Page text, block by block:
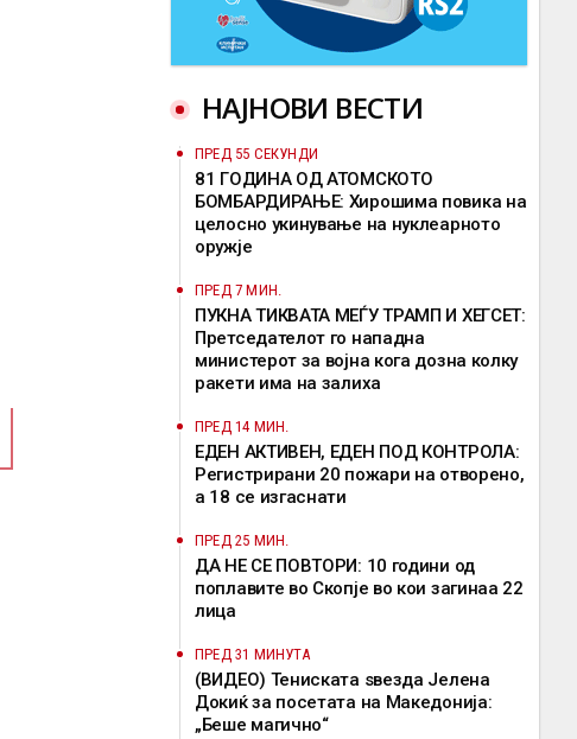
НАЈНОВИ ВЕСТИ
ПРЕД 55 СЕКУНДИ
81 ГОДИНА ОД АТОМСКОТО
БОМБАРДИРАЊЕ: Хирошима повика на
целосно укинување на нуклеарното
оружје
ПРЕД 7 МИН.
ПУКНА ТИКВАТА МЕЃУ ТРАМП И ХЕГСЕТ:
Претседателот го нападна
министерот за војна кога дозна колку
ракети има на залиха
ПРЕД 14 МИН.
ЕДЕН АКТИВЕН, ЕДЕН ПОД КОНТРОЛА:
Регистрирани 20 пожари на отворено,
a 18 се изгаснати
ПРЕД 25 МИН.
ДА НЕ СЕ ПОВТОРИ: 10 години од
поплавите во Скопје во кои загинаа 22
лица
ПРЕД 31 МИНУТА
(ВИДЕО) Тениската ѕвезда Јелена
Докиќ за посетата на Македонија:
„Беше магично“